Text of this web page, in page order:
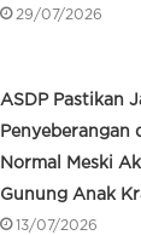
29/07/2026
ASDP Pastikan
Penyeberangan
Normal Meski
Gunung Anak
13/07/2026